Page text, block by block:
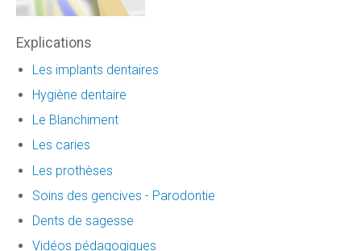
Explications
Les implants dentaires
Hygiène dentaire
Le Blanchiment
Les caries
Les prothèses
Soins des gencives - Parodontie
Dents de sagesse
Vidéos pédagogiques